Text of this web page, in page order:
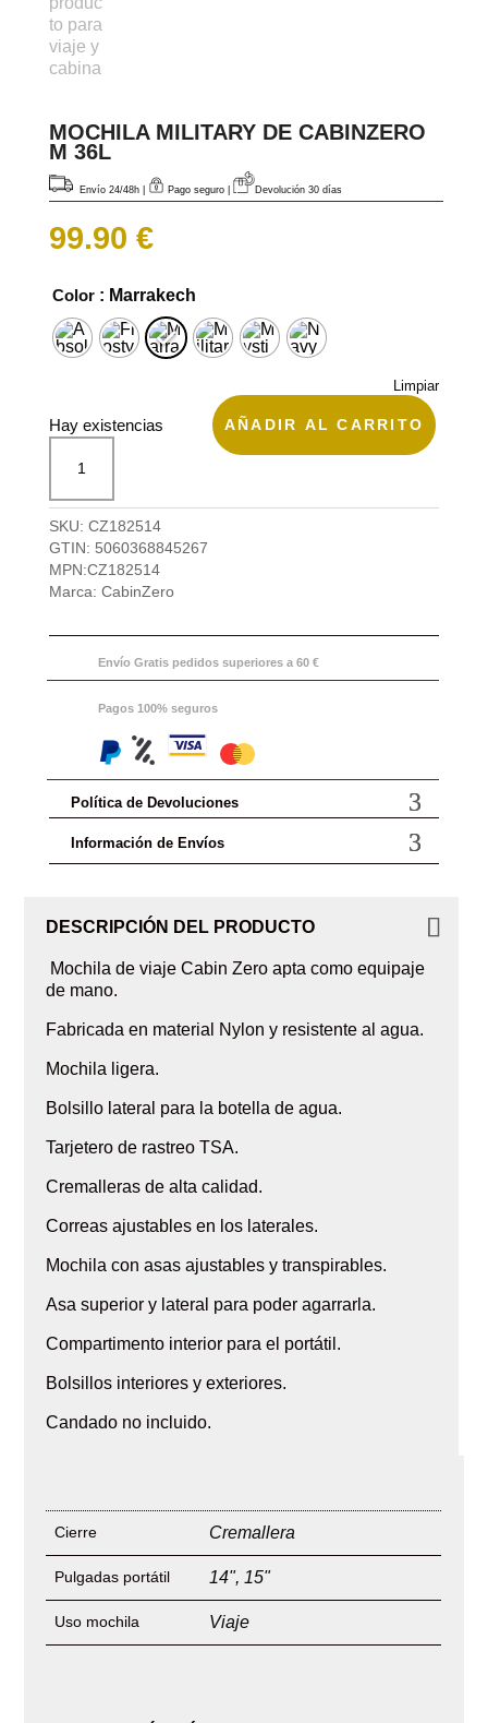
MOCHILA MILITARY DE CABINZERO
M 36L
Envío 24/48h| Pago seguro | Devolución 30 días
99.90 €
Color : Marrakech
Limpiar
Hay existencias
Military
CabinZero
M
36L
cantidad
AÑADIR AL CARRITO
SKU: CZ182514
GTIN: 5060368845267
MPN:CZ182514
Marca: CabinZero
Envío Gratis pedidos superiores a 60 €
Pagos 100% seguros
Política de Devoluciones
Información de Envíos
DESCRIPCIÓN DEL PRODUCTO
Mochila de viaje Cabin Zero apta como equipaje
de mano.
Fabricada en material Nylon y resistente al agua.
Mochila ligera.
Bolsillo lateral para la botella de agua.
Tarjetero de rastreo TSA.
Cremalleras de alta calidad.
Correas ajustables en los laterales.
Mochila con asas ajustables y transpirables.
Asa superior y lateral para poder agarrarla.
Compartimento interior para el portátil.
Bolsillos interiores y exteriores.
Candado no incluido.
Cierre Cremallera
Pulgadas portátil 14", 15"
Uso mochila Viaje